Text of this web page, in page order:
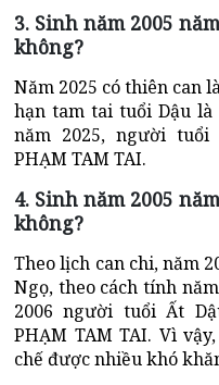
3. Sinh năm 2005
không?
Năm 2025 có thiên can
hạn tam tai tuổi Dậu là
năm 2025, người tuổi
PHẠM TAM TAI.
4. Sinh năm 2005
không?
Theo lịch can chi, năm
Ngọ, theo cách tính
2006 người tuổi Ất
PHẠM TAM TAI. Vì
chế được nhiều khó